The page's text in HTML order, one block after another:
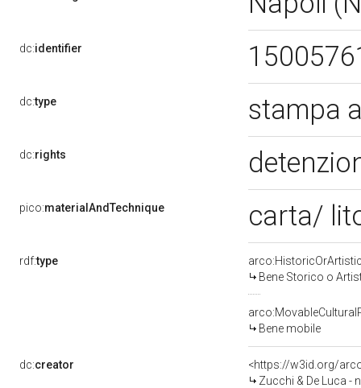
dc:identifier
dc:type stampa
dc:rights
pico:materialAndTechnique carta/
rdf:type
Bene Storico o
Bene mobile
dc:creator
<https://w3id.org/
Zucchi & De Luca -